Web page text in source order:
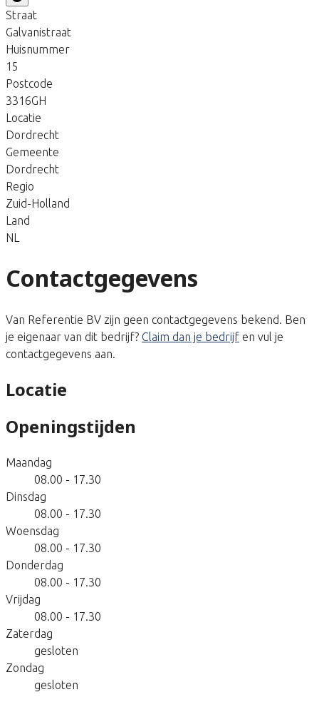
Straat
Galvanistraat
Huisnummer
15
Postcode
3316GH
Locatie
Dordrecht
Gemeente
Dordrecht
Regio
Zuid-Holland
Land
NL
Contactgegevens
Van Referentie BV zijn geen contactgegevens bekend. Ben
je eigenaar van dit bedrijf? Claim dan je bedrijf en vul je
contactgegevens aan.
Locatie
Openingstijden
Maandag
08.00 - 17.30
Dinsdag
08.00 - 17.30
Woensdag
08.00 - 17.30
Donderdag
08.00 - 17.30
Vrijdag
08.00 - 17.30
Zaterdag
gesloten
Zondag
gesloten